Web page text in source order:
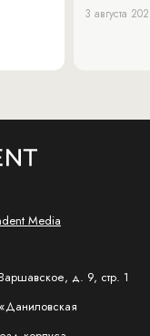
3 августа
Media
д. 9, стр. 1